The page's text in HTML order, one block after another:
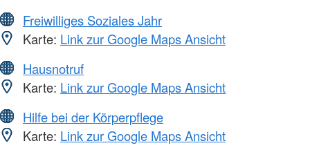
Freiwilliges Soziales Jahr
Karte: Link zur Google Maps Ansicht
Hausnotruf
Karte: Link zur Google Maps Ansicht
Hilfe bei der Körperpflege
Karte: Link zur Google Maps Ansicht